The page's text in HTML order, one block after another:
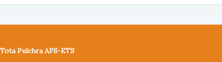
Tota Pulchra APS-ETS